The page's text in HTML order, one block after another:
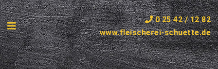
0 25 42 / 12 82
www.fleischerei-schuette.de